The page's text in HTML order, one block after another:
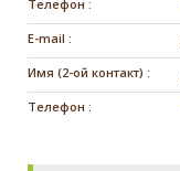
Телефон :
E-mail :
Имя (2-ой контакт) :
Телефон :